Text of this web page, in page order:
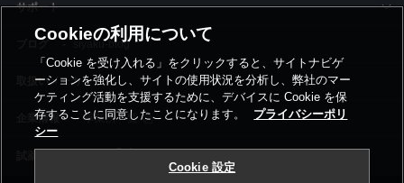
サポート
siyaku-blog
取扱いメーカー
事業所一覧
Cookieの利用について
「Cookie を受け入れる」をクリックすると、サイトナビゲ
ーションを強化し、サイトの使用状況を分析し、弊社のマー
ケティング活動を支援するために、デバイスに Cookie を保
存することに同意したことになります。
プライバシーポリ
シー
Cookie 設定